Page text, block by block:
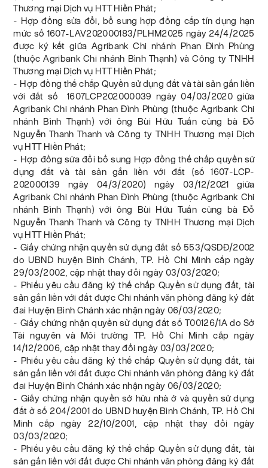
Thương mại Dịch vụ HTT Hiền Phát;
- Hợp đồng sửa đổi, bổ sung hợp đồng cấp tín dụng hạn
mức số 1607-LAV202000183/PLHM2025 ngày 24/4/2025
được ký kết giữa Agribank Chi nhánh Phan Đình Phùng
(thuộc Agribank Chi nhánh Bình Thạnh) và Công ty TNHH
Thương mại Dịch vụ HTT Hiền Phát;
- Hợp đồng thế chấp Quyền sử dụng đất và tài sản gắn liền
với đất số 1607LCP202000039 ngày 04/03/2020 giữa
Agribank Chi nhánh Phan Đình Phùng (thuộc Agribank Chi
nhánh Bình Thạnh) với ông Bùi Hữu Tuấn cùng bà Đỗ
Nguyễn Thanh Thanh và Công ty TNHH Thương mại Dịch
vụ HTT Hiền Phát;
- Hợp đồng sửa đổi bổ sung Hợp đồng thế chấp quyền sử
dụng đất và tài sản gắn liền với đất (số 1607-LCP-
202000139 ngày 04/3/2020) ngày 03/12/2021 giữa
Agribank Chi nhánh Phan Đình Phùng (thuộc Agribank Chi
nhánh Bình Thạnh) với ông Bùi Hữu Tuấn cùng bà Đỗ
Nguyễn Thanh Thanh và Công ty TNHH Thương mại Dịch
vụ HTT Hiền Phát;
- Giấy chứng nhận quyền sử dụng đất số 553/QSDĐ/2002
do UBND huyện Bình Chánh, TP. Hồ Chí Minh cấp ngày
29/03/2002, cập nhật thay đổi ngày 03/03/2020;
- Phiếu yêu cầu đăng ký thế chấp Quyền sử dụng đất, tài
sản gắn liền với đất được Chi nhánh văn phòng đăng ký đất
đai Huyện Bình Chánh xác nhận ngày 06/03/2020;
- Giấy chứng nhận quyền sử dụng đất số T00126/1A do Sở
Tài nguyên và Môi trường TP. Hồ Chí Minh cấp ngày
14/12/2006, cập nhật thay đổi ngày 03/03/2020;
- Phiếu yêu cầu đăng ký thế chấp Quyền sử dụng đất, tài
sản gắn liền với đất được Chi nhánh văn phòng đăng ký đất
đai Huyện Bình Chánh xác nhận ngày 06/03/2020;
- Giấy chứng nhận quyền sở hữu nhà ở và quyền sử dụng
đất ở số 204/2001 do UBND huyện Bình Chánh, TP. Hồ Chí
Minh cấp ngày 22/10/2001, cập nhật thay đổi ngày
03/03/2020;
- Phiếu yêu cầu đăng ký thế chấp Quyền sử dụng đất, tài
sản gắn liền với đất được Chi nhánh văn phòng đăng ký đất